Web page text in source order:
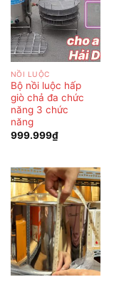
NỒI LUỘC
Bộ nồi luộc hấp
giò chả đa chức
năng 3 chức
năng
999.999₫